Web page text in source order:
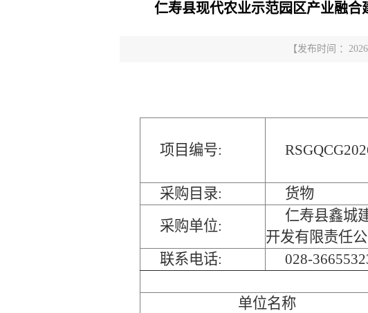
仁寿县现代农业示范园区产业融
【发布时间 ：
项目编号:
采购目录:
货物
采购单位:
仁寿县鑫城
开发有限责任
联系电话:
028-
单位名称